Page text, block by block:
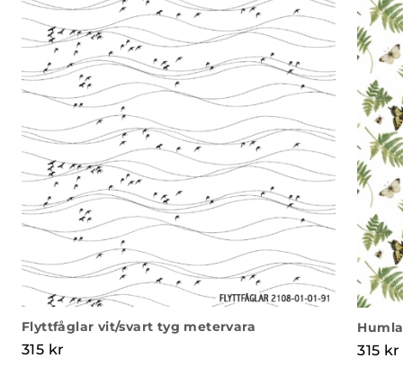
Flyttfåglar vit/svart tyg metervara
315 kr 315 kr